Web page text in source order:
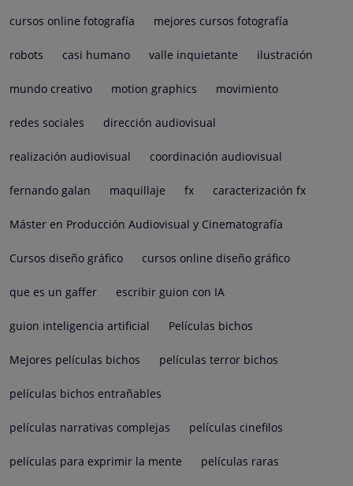
cursos online fotografía mejores cursos fotografía
robots casi humano valle inquietante ilustración
mundo creativo motion graphics movimiento
redes sociales dirección audiovisual
realización audiovisual coordinación audiovisual
fernando galan maquillaje fx caracterización fx
Máster en Producción Audiovisual y Cinematografía
Cursos diseño gráfico cursos online diseño gráfico
que es un gaffer escribir guion con IA
guion inteligencia artificial Películas bichos
Mejores películas bichos películas terror bichos
películas bichos entrañables
películas narrativas complejas películas cinefilos
películas para exprimir la mente películas raras